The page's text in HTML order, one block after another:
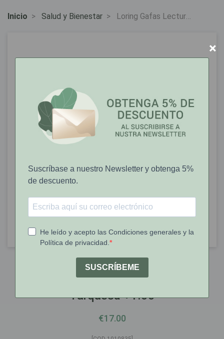
Inicio Salud y Bienestar
Loring
Loring Gafas Lectura H. Madison
Turquesa +1.00
€17.00
×